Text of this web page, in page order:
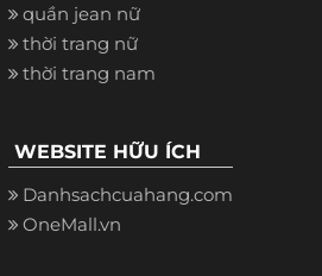
quần jean nữ
thời trang nữ
thời trang nam
WEBSITE HỮU ÍCH
Danhsachcuahang.com
OneMall.vn